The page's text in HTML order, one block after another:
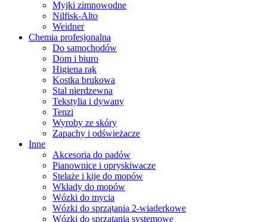
Myjki zimnowodne
Nilfisk-Alto
Weidner
Chemia profesjonalna
Do samochodów
Dom i biuro
Higiena rąk
Kostka brukowa
Stal nierdzewna
Tekstylia i dywany
Tenzi
Wyroby ze skóry
Zapachy i odświeżacze
Inne
Akcesoria do padów
Pianownice i opryskiwacze
Stelaże i kije do mopów
Wkłady do mopów
Wózki do mycia
Wózki do sprzątania 2-wiaderkowe
Wózki do sprzątania systemowe